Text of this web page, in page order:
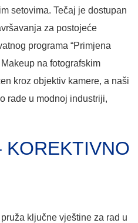
setovima. Tečaj je dostupan
za postojeće
programa “Primjena
na fotografskim
kroz objektiv kamere, a naši
rade u modnoj industriji,
KOREKTIVNO
ključne vještine za rad u